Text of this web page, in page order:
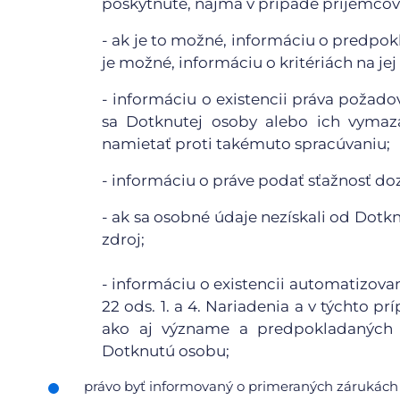
poskytnuté, najmä v prípade
- ak je to možné, informáciu o
je možné, informáciu o kritériách na jej
- informáciu o existencii práva
sa Dotknutej osoby alebo ich
namietať proti takémuto spracúvaniu;
- informáciu o práve podať sťažnosť
- ak sa osobné údaje nezískali od
zdroj;
- informáciu o existencii
22 ods. 1. a 4. Nariadenia a v týchto
ako aj význame a
Dotknutú osobu;
právo byť informovaný o primeraných